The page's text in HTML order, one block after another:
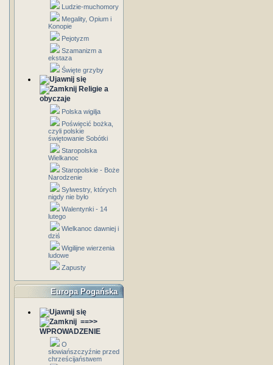
Ludzie-muchomory
Megality, Opium i
Konopie
Pejotyzm
Szamanizm a
ekstaza
Święte grzyby
Religie a
obyczaje
Polska wigilja
Poświęcić bożka,
czyli polskie
świętowanie Sobótki
Staropolska
Wielkanoc
Staropolskie - Boże
Narodzenie
Sylwestry, których
nigdy nie było
Walentynki - 14
lutego
Wielkanoc dawniej i
dziś
Wigilijne wierzenia
ludowe
Zapusty
Europa Pogańska
==>>
WPROWADZENIE
O
słowiańszczyźnie przed
chrześcijaństwem